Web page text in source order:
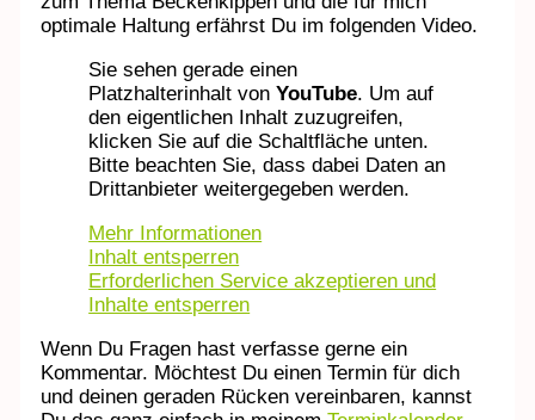
optimale Haltung erfährst Du im folgenden Video.
Sie sehen gerade einen
Platzhalterinhalt vonYouTube. Um auf
den eigentlichen Inhalt zuzugreifen,
klicken Sie auf die Schaltfläche unten.
Bitte beachten Sie, dass dabei Daten an
Drittanbieter weitergegeben werden.
Mehr Informationen
Inhalt entsperren
Erforderlichen Service akzeptieren und
Inhalte entsperren
Wenn Du Fragen hast verfasse gerne ein
Kommentar. Möchtest Du einen Termin für dich
und deinen geraden Rücken vereinbaren, kannst